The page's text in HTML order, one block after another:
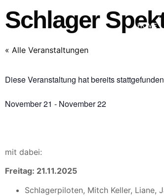
HOME
Schlager
« Alle Veranstaltungen
Diese Veranstaltung hat bereits
November 21 - November 22
mit dabei:
Freitag: 21.11.2025
Schlagerpiloten, Mitch Keller, Liane,